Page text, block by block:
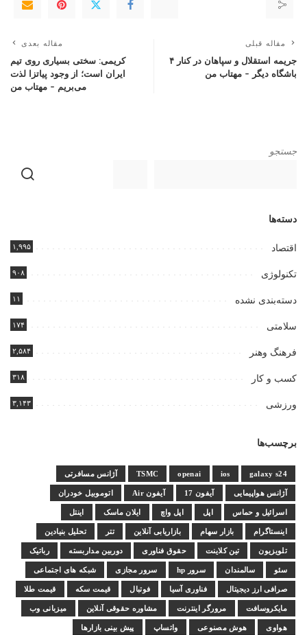
مقاله قبلی
جریمه استقلال و سپاهان در کنار ۴
باشگاه دیگر – مهتاب من
مقاله بعدی
کریمی: سختی بسیاری روی تیم
ایران است؛ از وجود پیاتزا لذت
می‌بریم – مهتاب من
جستجو
دسته‌ها
اقتصاد ۱,۹۹۵
تکنولوژی ۹۰۸
دسته‌بندی نشده ۱۱
سلامتی ۱۷۴
فرهنگ وهنر ۲,۵۸۴
کسب و کار ۳۱۸
ورزشی ۳,۱۴۳
برچسب‌ها
galaxy s24
ios
openai
TSMC آژانس مسافرتی
آژانس هواپیمایی آیفون 17 آیفون Air اتوموبیل خودران
اسرائیل و حماس اپل اپل واچ ایلان ماسک اینتل
اینستاگرام بازار سهام بازاریابی آنلاین تتر تحلیل بنیادین
تلویزیون تین کلاینت حقوق فناوری دوربین مداربسته رباتیک
سئو سالمندان سرور hp سرور مجازی شبکه های اجتماعی
صرافی ارز دیجیتال فناوری آسیا فوتبال قیمت سکه قیمت طلا
مایکروسافت مرورگر اینترنت مشاوره حقوقی آنلاین میزبانی وب
هواوی هوش مصنوعی واتساپ پیش بینی بازارها